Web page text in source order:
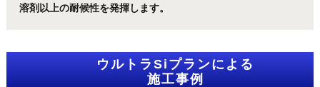
溶剤以上の耐候性を発揮します。
ウルトラSiプランによる
施工事例